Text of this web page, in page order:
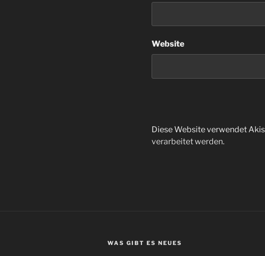
Website
Diese Website verwendet
verarbeitet werden.
WAS GIBT ES NEUES